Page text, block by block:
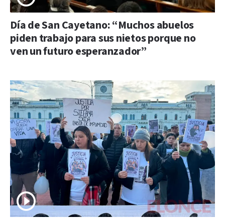
Día de San Cayetano: “Muchos abuelos
piden trabajo para sus nietos porque no
ven un futuro esperanzador”